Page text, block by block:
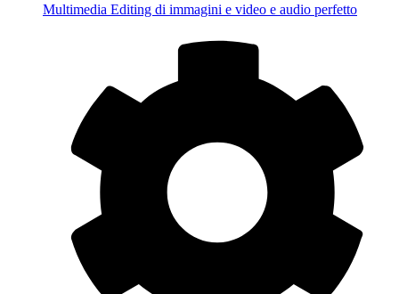
Multimedia Editing di immagini e video e audio perfetto